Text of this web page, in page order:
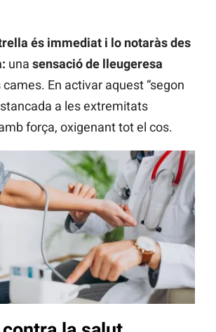
és immediat i lo notaràs des
una sensació de lleugeresa
cames. En activar aquest “segon
a les extremitats
força, oxigenant tot el cos.